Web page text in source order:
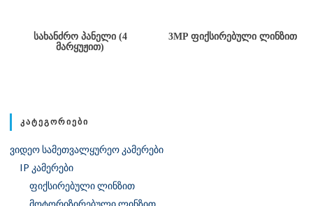
ᲡᲐᲮᲐᲜᲫᲠᲝ ᲞᲐᲜᲔᲚᲘ (4
ᲛᲐᲠᲧᲣᲟᲘᲗ)
3MP ᲤᲘᲥᲡᲘᲠᲔᲑᲣᲚᲘ ᲚᲘᲜᲖᲘᲗ
ᲙᲐᲢᲔᲒᲝᲠᲘᲔᲑᲘ
ვიდეო სამეთვალყურეო კამერები
IP კამერები
ფიქსირებული ლინზით
მოტორიზირებული ლინზით